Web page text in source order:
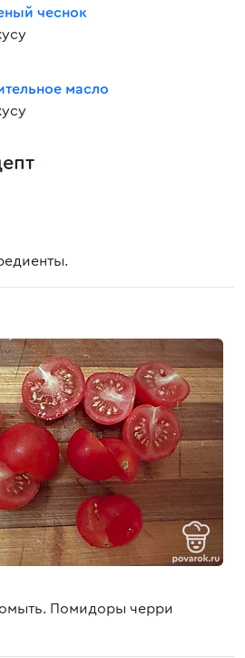
чеснок
масло
Помидоры черри